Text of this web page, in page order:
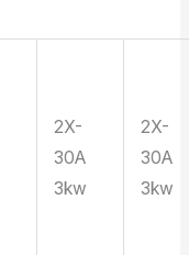
2X-
30A
3kw
2X-
30A
3kw